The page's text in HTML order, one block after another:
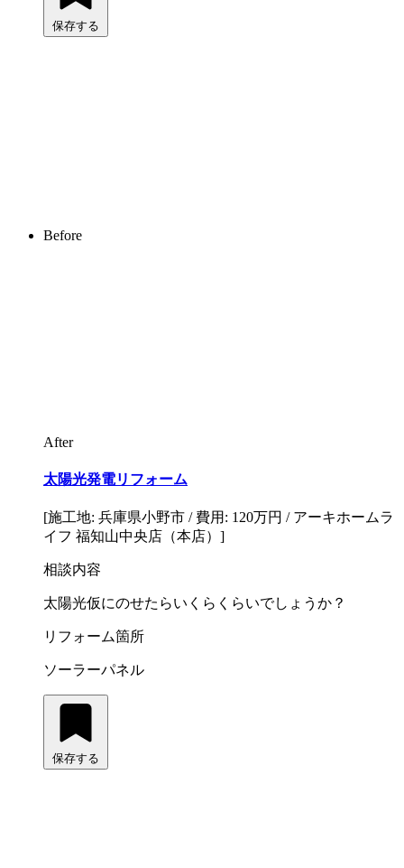
保存する
Before
After
太陽光発電リフォーム
[施工地: 兵庫県小野市 / 費用: 120万円 / アーキホームラ
イフ 福知山中央店（本店）]
相談内容
太陽光仮にのせたらいくらくらいでしょうか？
リフォーム箇所
ソーラーパネル
保存する